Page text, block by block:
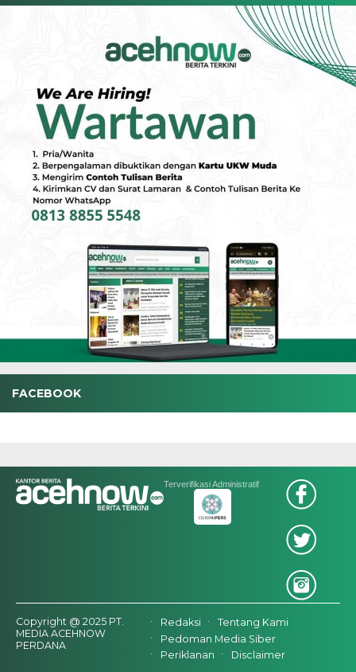
FACEBOOK
Terverifikasi Administratif
Copyright @ 2025 PT.
MEDIA ACEHNOW
PERDANA
Redaksi
Tentang Kami
Pedoman Media Siber
Periklanan
Disclaimer